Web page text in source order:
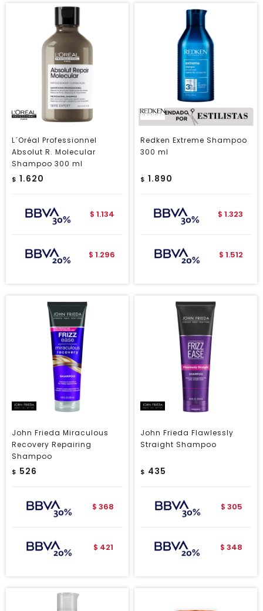
L´Oréal Professionnel
Absolut R. Molecular
Shampoo 300 ml
$ 1.620
$ 1.134
$ 1.296
Redken Extreme Shampoo
300 ml
$ 1.890
$ 1.323
$ 1.512
John Frieda Miraculous
Recovery Repairing
Shampoo
$ 526
$ 368
$ 421
John Frieda Flawlessly
Straight Shampoo
$ 435
$ 305
$ 348